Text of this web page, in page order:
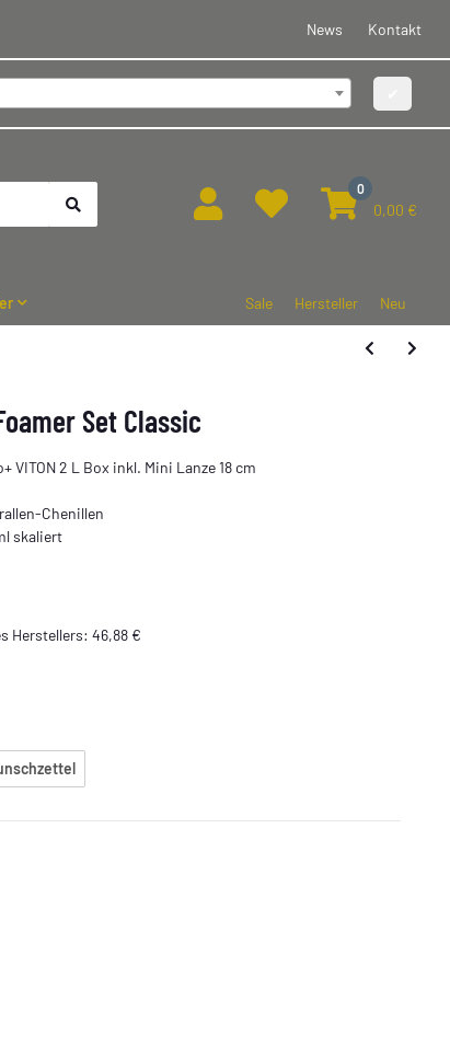
News Kontakt
0
0,00 €
Sale Hersteller Neu
Set Classic
VITON 2 L Box inkl. Mini Lanze 18 cm
Chenillen
skaliert
Herstellers: 46,88 €